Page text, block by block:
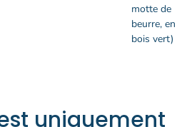
motte de
beurre, en
bois vert)
uniquement